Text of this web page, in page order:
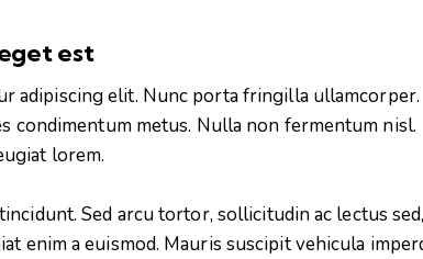
est
adipiscing elit. Nunc porta fringilla ullamcorper.
condimentum metus. Nulla non fermentum nisl.
lorem.
Sed arcu tortor, sollicitudin ac lectus sed,
enim a euismod. Mauris suscipit vehicula